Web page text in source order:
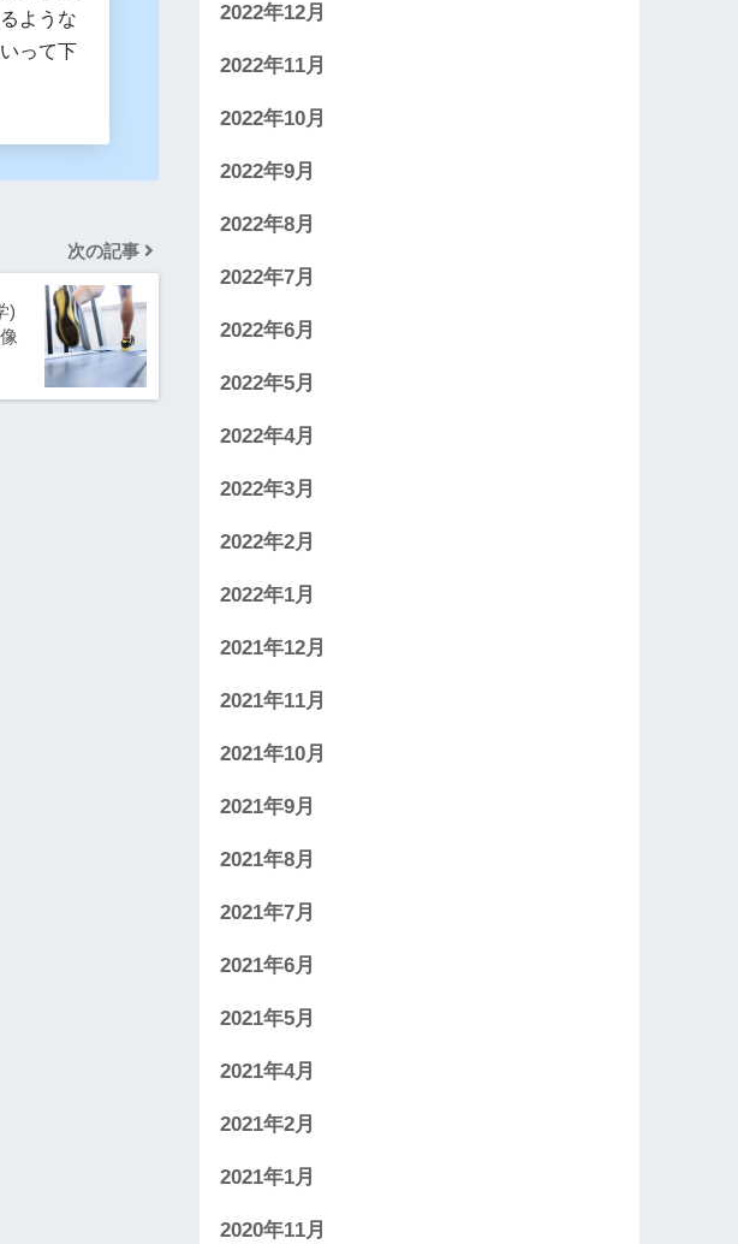
ような
って下
次の記事
)
2022年12月
2022年11月
2022年10月
2022年9月
2022年8月
2022年7月
2022年6月
2022年5月
2022年4月
2022年3月
2022年2月
2022年1月
2021年12月
2021年11月
2021年10月
2021年9月
2021年8月
2021年7月
2021年6月
2021年5月
2021年4月
2021年2月
2021年1月
2020年11月